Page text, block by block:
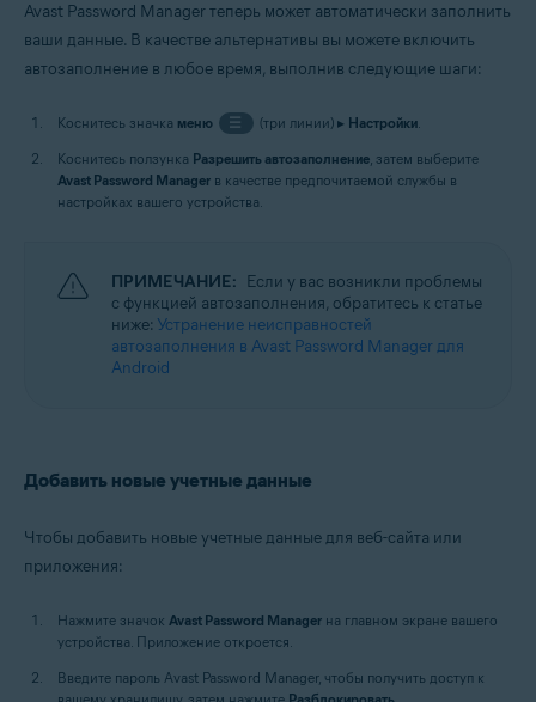
Avast Password Manager теперь может автоматически заполнить
ваши данные. В качестве альтернативы вы можете включить
автозаполнение в любое время, выполнив следующие шаги:
Коснитесь значка меню ☰ (три линии) ▸ Настройки.
Коснитесь ползунка Разрешить автозаполнение, затем выберите
Avast Password Manager в качестве предпочитаемой службы в
настройках вашего устройства.
ПРИМЕЧАНИЕ: Если у вас возникли проблемы
с функцией автозаполнения, обратитесь к статье
ниже: Устранение неисправностей
автозаполнения в Avast Password Manager для
Android
Добавить новые учетные данные
Чтобы добавить новые учетные данные для веб-сайта или
приложения:
Нажмите значок Avast Password Manager на главном экране вашего
устройства. Приложение откроется.
Введите пароль Avast Password Manager, чтобы получить доступ к